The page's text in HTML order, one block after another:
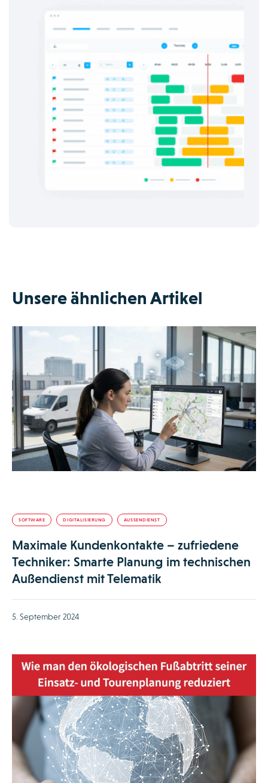
Unsere ähnlichen Artikel
SOFTWARE DIGITALISIERUNG AUSSENDIENST
Maximale Kundenkontakte – zufriedene
Techniker: Smarte Planung im technischen
Außendienst mit Telematik
5. September 2024